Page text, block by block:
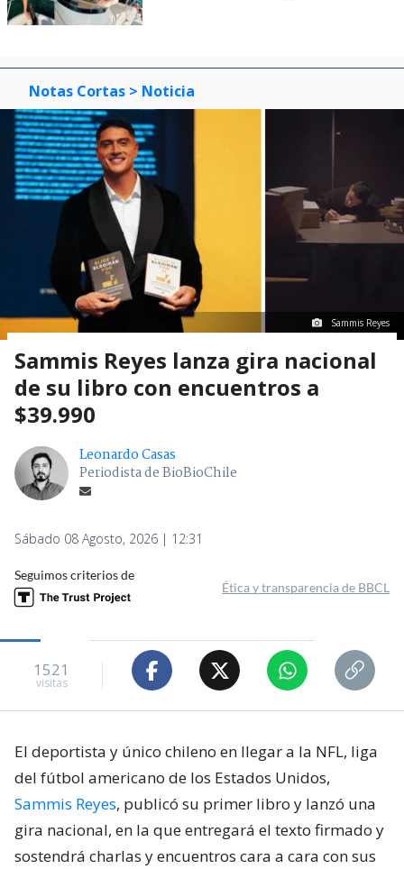
Notas Cortas > Noticia
Sammis Reyes
Sammis Reyes lanza gira nacional
de su libro con encuentros a
$39.990
Leonardo Casas
Periodista de BioBioChile
Sábado 08 Agosto, 2026 | 12:31
Seguimos criterios de
Ética y transparencia de BBCL
1521
visitas
El deportista y único chileno en llegar a la NFL, liga
del fútbol americano de los Estados Unidos,
Sammis Reyes, publicó su primer libro y lanzó una
gira nacional, en la que entregará el texto firmado y
sostendrá charlas y encuentros cara a cara con sus